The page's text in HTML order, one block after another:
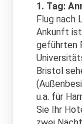
1. Tag:
Flug nach
Ankunft ist
geführten
Bristol
u.a. für
Sie Ihr